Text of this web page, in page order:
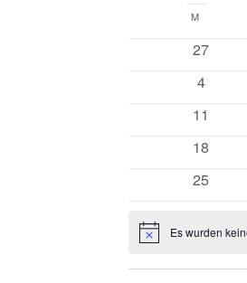
Kalender
von
M
0
27
0
4
0
11
0
18
0
25
HinweisEs wurden